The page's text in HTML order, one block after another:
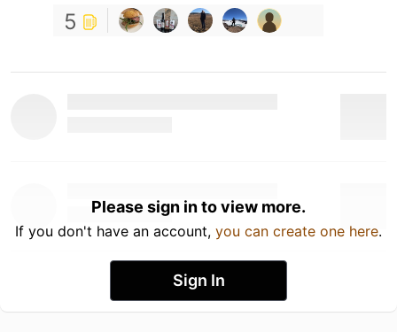
5
Please sign in to view more.
If you don't have an account, you can create one here.
Sign In